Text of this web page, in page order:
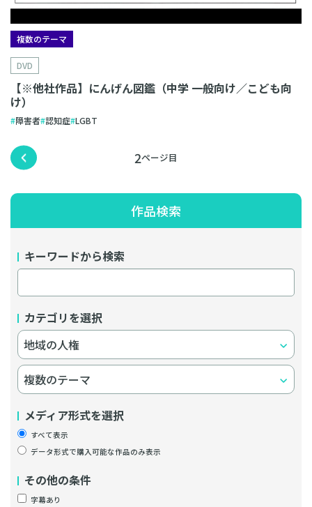
複数のテーマ
DVD
【※他社作品】にんげん図鑑（中学 一般向け／こども向
け）
障害者 認知症 LGBT
2
作品検索
キーワードから検索
カテゴリを選択
メディア形式を選択
すべて表示
データ形式で購入可能な作品のみ表示
その他の条件
字幕あり